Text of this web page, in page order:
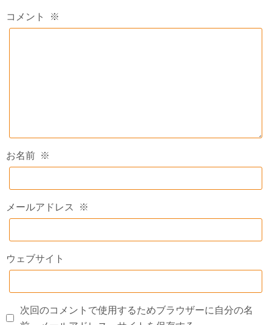
コメント ※
お名前 ※
メールアドレス ※
ウェブサイト
次回のコメントで使用するためブラウザーに自分の名